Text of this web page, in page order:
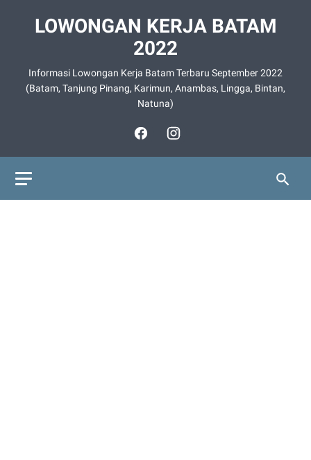
LOWONGAN KERJA BATAM
2022
Informasi Lowongan Kerja Batam Terbaru September 2022
(Batam, Tanjung Pinang, Karimun, Anambas, Lingga, Bintan,
Natuna)